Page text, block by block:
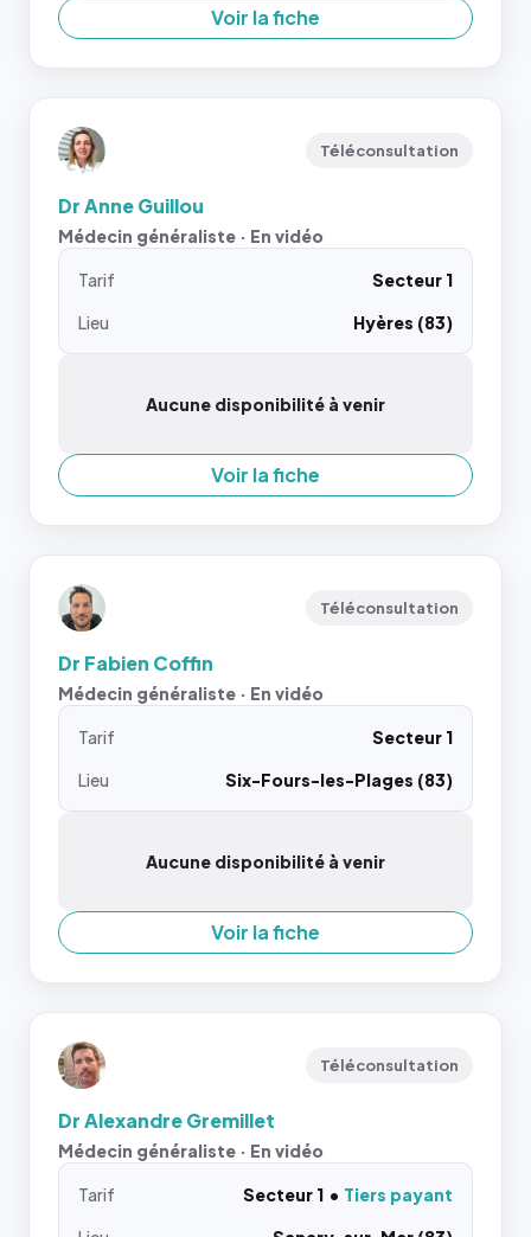
Voir la fiche
Téléconsultation
Dr Anne Guillou
Médecin généraliste · En vidéo
Tarif
Secteur 1
Lieu
Hyères (83)
Aucune disponibilité à venir
Voir la fiche
Téléconsultation
Dr Fabien Coffin
Médecin généraliste · En vidéo
Tarif
Secteur 1
Lieu
Six-Fours-les-Plages (83)
Aucune disponibilité à venir
Voir la fiche
Téléconsultation
Dr Alexandre Gremillet
Médecin généraliste · En vidéo
Tarif Secteur 1
Tiers payant